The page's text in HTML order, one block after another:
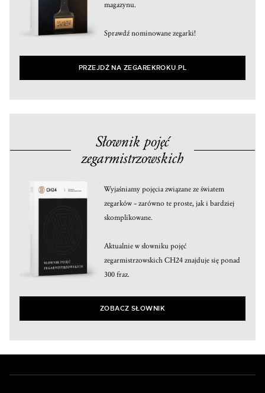
magazynu.
Sprawdź nominowane zegarki!
PRZEJDŹ NA ZEGAREKROKU.PL
Słownik pojęć
zegarmistrzowskich
Wyjaśniamy pojęcia związane ze światem
zegarków – zarówno te proste, jak i bardziej
skomplikowane.
Aktualnie w słowniku pojęć
zegarmistrzowskich CH24 znajduje się ponad
300 fraz.
ZOBACZ SŁOWNIK